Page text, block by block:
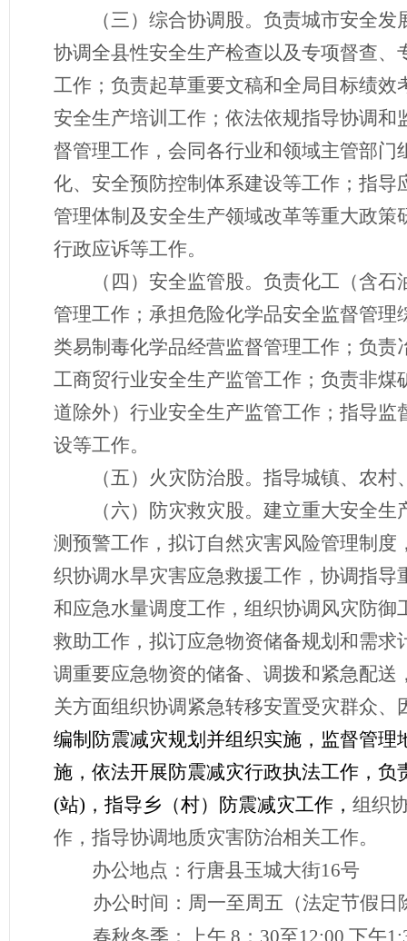
（三）综合协调 股。负责城市安全发
协调全县性安全生产检查以及专项督查
工作；负责起草重要文稿和全局目标绩
安全生产培训工作；依法依规指导协调
督管理工作，会同各行业和领域主管部
化、安全预防控制体系建设等工作；指
管理体制及安全生产领域改革等重大政
行政应诉等工作。
（四）安全监管股。负责化工（含石
管理工作；承担危险化学品安全监督管
类易制毒化学品经营监督管理工作；负
工商贸行业安全生产监管工作；负责非
道除外）行业安全生产监管工作；指导
设等工作。
（五）火灾防治股。指导城镇、农村
（六）防灾救灾股。建立重大安全生
测预警工作，拟订自然灾害风险管理制
织协调水旱灾害应急救援工作，协调指
和应急水量调度工作，组织协调风灾防
救助工作，拟订应急物资储备规划和需
调重要应急物资的储备、调拨和紧急配
关方面组织协调紧急转移安置受灾群众
编制防震减灾规划并组织实施，监督管
施，依法开展防震减灾行政执法工作，
(站)，指导乡（村）防震减灾工作， 组织
作，指导协调地质灾害防治相关工作。
办公地点：行唐县玉城大街16号
办公时间：周一至周五（法定节假日
春秋冬季：上午 8：30至12:00,下午